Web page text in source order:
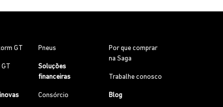
GT Pneus
Soluções
financeiras
Consórcio
Por que comprar
na Saga
Trabalhe conosco
Blog